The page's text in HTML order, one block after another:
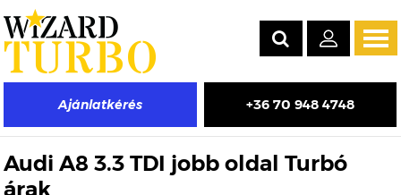
Ajánlatkérés +36 70 948 4748
Másik típus választása
Audi A8 3.3 TDI jobb oldal Turbó
árak